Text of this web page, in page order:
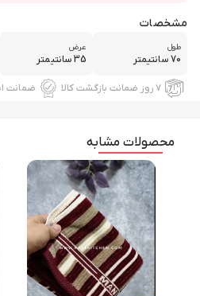
مشخصات
طول
70 سانتیمتر
عرض
35 سانتیمتر
۷ روز ضمانت بازگشت کالا ضمانت
محصولات مشابه